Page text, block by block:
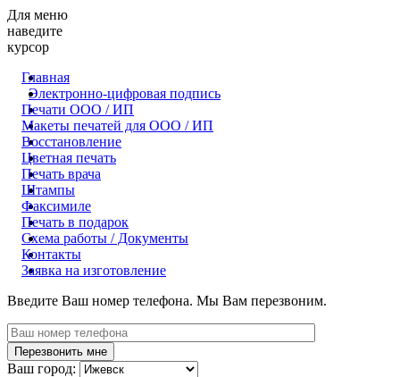
Для меню
наведите
курсор
Главная
Электронно-цифровая подпись
Печати ООО / ИП
Макеты печатей для OOO / ИП
Восстановление
Цветная печать
Печать врача
Штампы
Факсимиле
Печать в подарок
Схема работы / Документы
Контакты
Заявка на изготовление
Введите Ваш номер телефона. Мы Вам перезвоним.
Ваш город: